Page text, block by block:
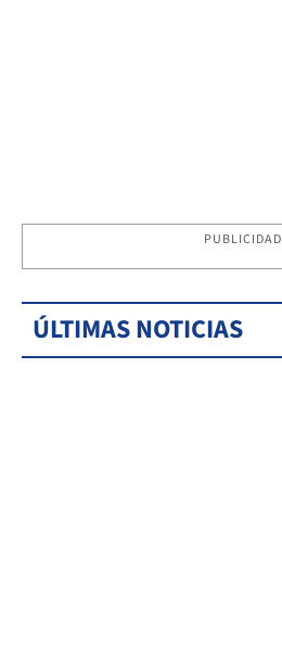
PUBLICIDAD
ÚLTIMAS NOTICIAS